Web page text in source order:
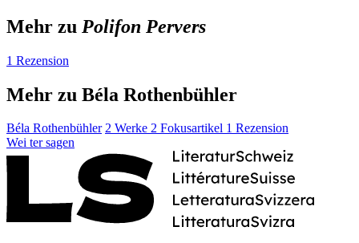
Mehr zu Polifon Pervers
1 Rezension
Mehr zu Béla Rothenbühler
Béla Rothenbühler 2 Werke 2 Fokusartikel 1 Rezension
Wei ter sagen